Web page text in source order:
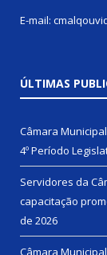
E-mail:
ÚLTIMAS
Câmara
4º Período
Servidores da
capacitação
de 2026
Câmara